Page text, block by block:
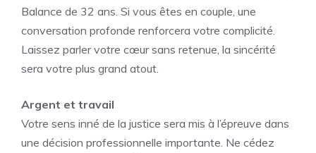
Balance de 32 ans. Si vous êtes en couple, une
conversation profonde renforcera votre complicité.
Laissez parler votre cœur sans retenue, la sincérité
sera votre plus grand atout.
Argent et travail
Votre sens inné de la justice sera mis à l’épreuve dans
une décision professionnelle importante. Ne cédez